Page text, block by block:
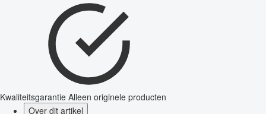
Kwaliteitsgarantie Alleen originele producten
Over dit artikel